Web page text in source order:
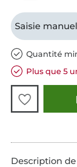
Saisie
Quantité
Plus que 5